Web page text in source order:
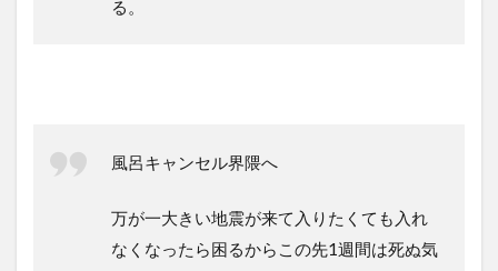
る。
風呂キャンセル界隈へ
万が一大きい地震が来て入りたくても入れ
なくなったら困るからこの先1週間は死ぬ気